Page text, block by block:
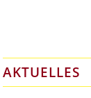
AKTUELLES